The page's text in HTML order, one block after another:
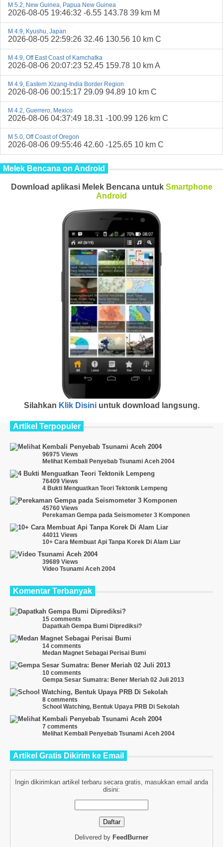
M 5.2, New Guinea, Papua New Guinea
2026-08-05 19:46:32 -6.55 143.78 39 km M
M 4.9, Kyushu, Japan
2026-08-05 22:59:26 32.46 130.56 10 km C
M 4.9, Off East Coast of Kamchatka
2026-08-06 20:07:23 52.45 159.78 10 km A
M 4.9, Eastern Xizang-India Border Region
2026-08-06 00:15:17 29.09 94.89 10 km C
M 4.2, Guerrero, Mexico
2026-08-06 04:37:49 18.31 -100.99 126 km C
M 5.0, Off Coast of Oregon
2026-08-06 09:55:46 42.60 -125.65 10 km C
Melek Bencana on Android
Download aplikasi Melek Bencana untuk Smartphone
Android
Silahkan Klik Disiniuntuk download langsung.
Artikel Terpopuler
96975 Views
Melihat Kembali Penyebab Tsunami Aceh 2004
76409 Views
4 Bukti Menguatkan Teori Tektonik Lempeng
45760 Views
Perekaman Gempa pada Seismometer 3 Komponen
44011 Views
10+ Cara Membuat Api Tanpa Korek Di Alam Liar
39689 Views
Video Tsunami Aceh 2004
Komentar Terbanyak
15 comments
Dapatkah Gempa Bumi Diprediksi?
14 comments
Medan Magnet Sebagai Perisai Bumi
10 comments
Gempa Sesar Sumatra: Bener Meriah 02 Juli 2013
8 comments
School Watching, Bentuk Upaya PRB Di Sekolah
7 comments
Melihat Kembali Penyebab Tsunami Aceh 2004
Artikel Gratis Dikirim ke Email
Ingin dikirimkan artikel terbaru secara gratis, masukkan email anda
disini:
Delivered by FeedBurner